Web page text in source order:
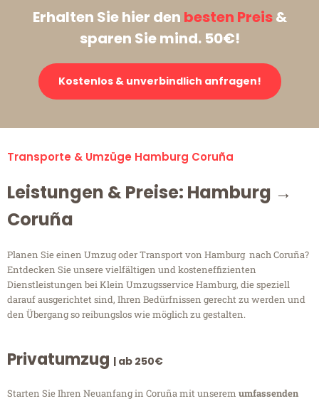
Erhalten Sie hier den besten Preis&
sparen Sie mind. 50€!
Kostenlos & unverbindlich anfragen!
Transporte & Umzüge Hamburg Coruña
Leistungen & Preise: Hamburg →
Coruña
Planen Sie einen Umzug oder Transport von Hamburg nach Coruña?
Entdecken Sie unsere vielfältigen und kosteneffizienten
Dienstleistungen bei Klein Umzugsservice Hamburg, die speziell
darauf ausgerichtet sind, Ihren Bedürfnissen gerecht zu werden und
den Übergang so reibungslos wie möglich zu gestalten.
Privatumzug | ab 250€
Starten Sie Ihren Neuanfang in Coruña mit unserem umfassenden